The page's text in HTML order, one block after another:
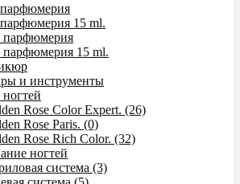
15 ml.
15 ml.
и инструменты
Rose Color Expert. (26)
Rose Paris. (0)
Rose Rich Color. (32)
ногтей
система (3)